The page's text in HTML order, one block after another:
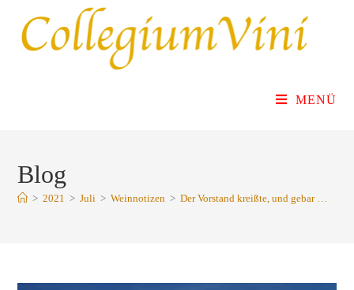
MENÜ
Blog
> 2021 > Juli > Weinnotizen > Der Vorstand kreißte, und gebar …